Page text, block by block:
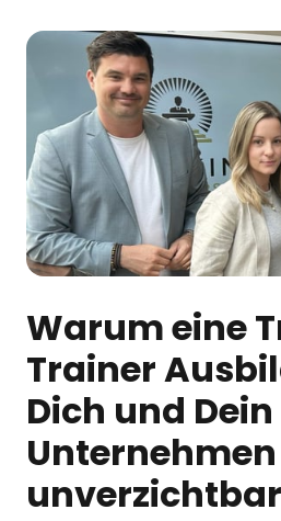
Warum eine
Trainer
Dich und Dein
Unternehmen